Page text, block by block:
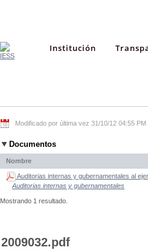
Institución
Modificado por última vez 31/10/12 04:55 PM
Documentos
Nombre
Auditorias internas y gubernamentales al
Auditorias internas y gubernamentales
Mostrando 1 resultado.
2009032.pdf